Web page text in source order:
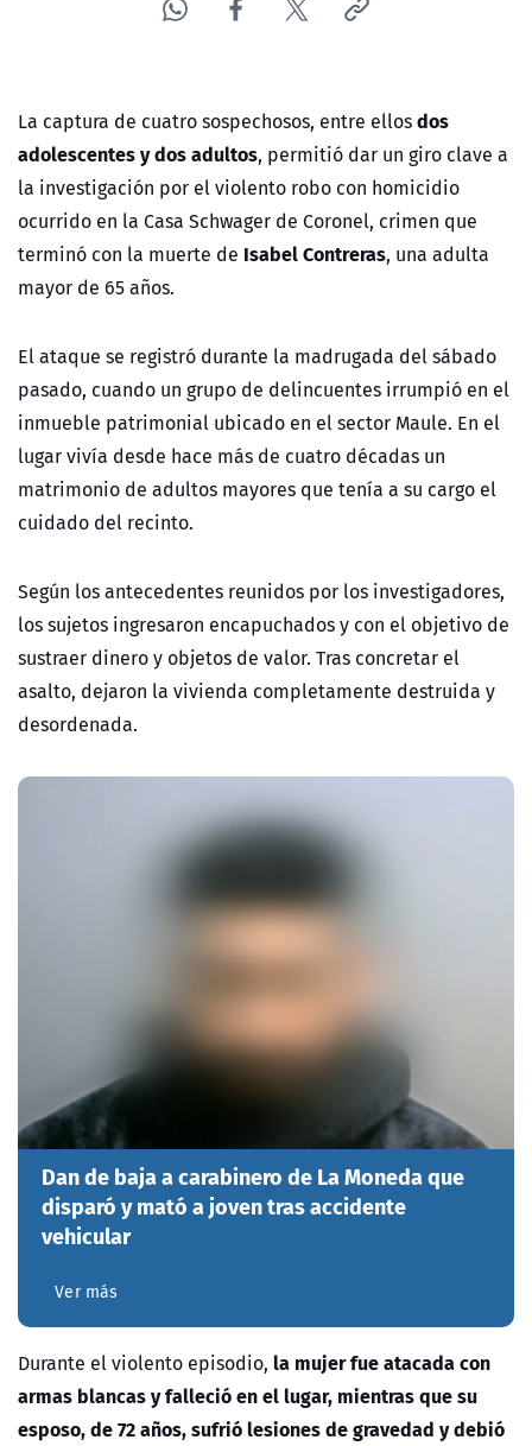
La captura de cuatro sospechosos, entre ellosdos
adolescentes y dos adultos, permitió dar un giro clave a
la investigación por el violento robo con homicidio
ocurrido en la Casa Schwager de Coronel, crimen que
terminó con la muerte de Isabel Contreras, una adulta
mayor de 65 años.
El ataque se registró durante la madrugada del sábado
pasado, cuando un grupo de delincuentes irrumpió en el
inmueble patrimonial ubicado en el sector Maule. En el
lugar vivía desde hace más de cuatro décadas un
matrimonio de adultos mayores que tenía a su cargo el
cuidado del recinto.
Según los antecedentes reunidos por los investigadores,
los sujetos ingresaron encapuchados y con el objetivo de
sustraer dinero y objetos de valor. Tras concretar el
asalto, dejaron la vivienda completamente destruida y
desordenada.
Dan de baja a carabinero de La Moneda que
disparó y mató a joven tras accidente
vehicular
Ver más
Durante el violento episodio, la mujer fue atacada con
armas blancas y falleció en el lugar, mientras que su
esposo, de 72 años, sufrió lesiones de gravedad y debió